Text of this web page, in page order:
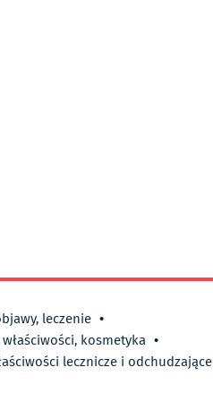
leczenie •
kosmetyka •
lecznicze i odchudzające